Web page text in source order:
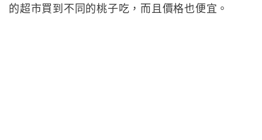
的超市買到不同的桃子吃，而且價格也便宜。